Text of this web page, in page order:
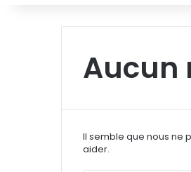
Aucun
Il semble que nous ne
aider.